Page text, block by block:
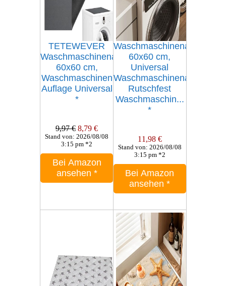
TETEWEVER
Waschmaschinenauflage
60x60 cm,
Waschmaschinen
Auflage Universal
*
9,97 € 8,79 €
Stand von: 2026/08/08
3:15 pm *2
Bei Amazon
ansehen *
Waschmaschinenauflage
60x60 cm,
Universal
Rutschfest
Waschmaschin...
*
11,98 €
Stand von: 2026/08/08
3:15 pm *2
Bei Amazon
ansehen*